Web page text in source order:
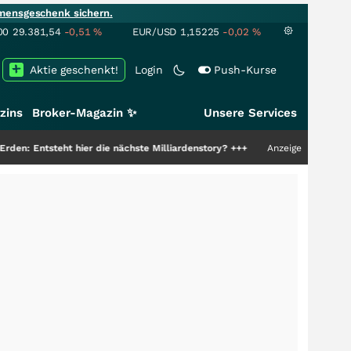
sichern.
29.381,54 -0,51% EUR/USD 1,15225 -0,02 %
Login Push-Kurse
Aktie geschenkt!
Broker-Magazin ✨ Unsere Services
hier die nächste Milliardenstory?+++ Anzeige